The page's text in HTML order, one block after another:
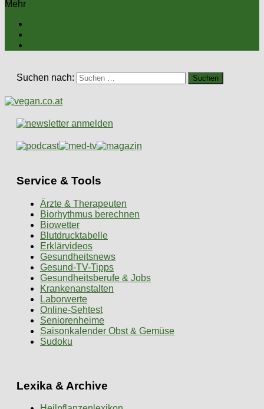
Mehr
Suchen nach:
Service & Tools
Ärzte & Therapeuten
Biorhythmus berechnen
Biowetter
Blutdrucktabelle
Erklärvideos
Gesundheitsnews
Gesund-TV-Tipps
Gesundheitsberufe & Jobs
Krankenanstalten
Laborwerte
Online-Sehtest
Seniorenheime
Saisonkalender Obst & Gemüse
Sudoku
Lexika & Archive